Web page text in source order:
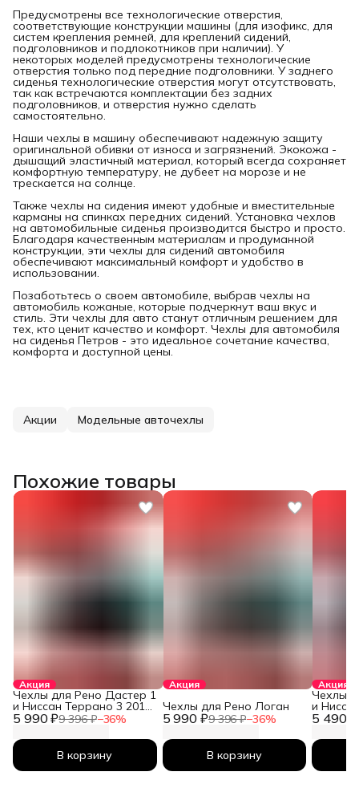
Предусмотрены все технологические отверстия,
соответствующие конструкции машины (для изофикс, для
систем крепления ремней, для креплений сидений,
подголовников и подлокотников при наличии). У
некоторых моделей предусмотрены технологические
отверстия только под передние подголовники. У заднего
сиденья технологические отверстия могут отсутствовать,
так как встречаются комплектации без задних
подголовников, и отверстия нужно сделать
самостоятельно.
Наши чехлы в машину обеспечивают надежную защиту
оригинальной обивки от износа и загрязнений. Экокожа -
дышащий эластичный материал, который всегда сохраняет
комфортную температуру, не дубеет на морозе и не
трескается на солнце.
Также чехлы на сидения имеют удобные и вместительные
карманы на спинках передних сидений. Установка чехлов
на автомобильные сиденья производится быстро и просто.
Благодаря качественным материалам и продуманной
конструкции, эти чехлы для сидений автомобиля
обеспечивают максимальный комфорт и удобство в
использовании.
Позаботьтесь о своем автомобиле, выбрав чехлы на
автомобиль кожаные, которые подчеркнут ваш вкус и
стиль. Эти чехлы для авто станут отличным решением для
тех, кто ценит качество и комфорт. Чехлы для автомобиля
на сиденья Петров - это идеальное сочетание качества,
комфорта и доступной цены.
Акции Модельные авточехлы
Похожие товары
Акция
5 990 ₽9 396 ₽−36%
Чехлы для Рено Дастер 1
и Ниссан Террано 3 2010-
2026
В корзину
Акция
5 990 ₽9 396 ₽−36%
Чехлы для Рено Логан
В корзину
Акция
5 490 ₽
Чехлы
и
2026